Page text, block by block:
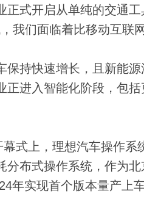
式开启从单纯的交通
我们面临着比移动互联
持快速增长，且新能源
进入智能化阶段，包
上，理想汽车操作系
布式操作系统，作为
年实现首个版本量产上